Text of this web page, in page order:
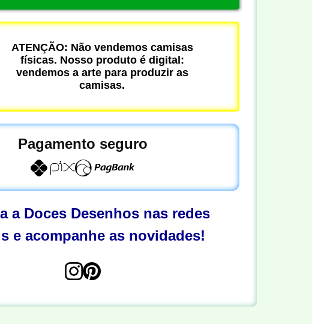
ATENÇÃO: Não vendemos camisas
físicas. Nosso produto é digital:
vendemos a arte para produzir as
camisas.
Pagamento seguro
a Doces Desenhos nas redes
e acompanhe as novidades!